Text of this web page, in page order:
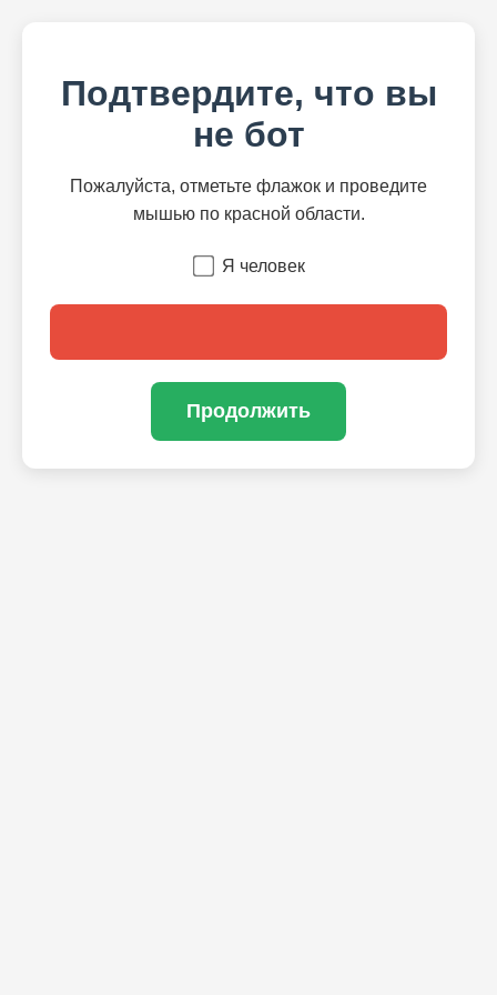
Подтвердите, что вы
не бот
Пожалуйста, отметьте флажок и проведите
мышью по красной области.
Я человек
Продолжить